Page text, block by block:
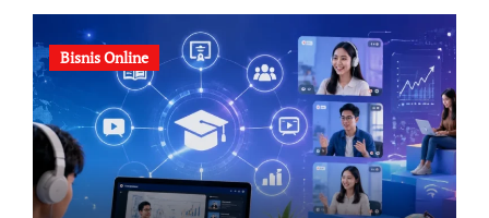
Bisnis Online